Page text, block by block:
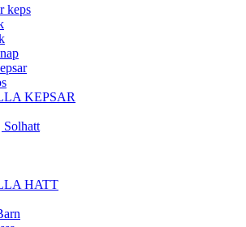
keps
KEPSAR
Solhatt
HATT